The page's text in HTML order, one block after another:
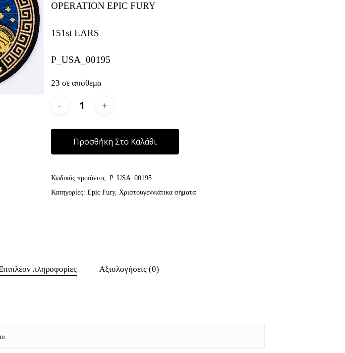
OPERATION EPIC FURY
151st EARS
P_USA_00195
23 σε απόθεμα
Προσθήκη Στο Καλάθι
Κωδικός προϊόντος: P_USA_00195
Κατηγορίες: Epic Fury, Χριστουγεννιάτικα σήματα
πληροφορίες Αξιολογήσεις (0)